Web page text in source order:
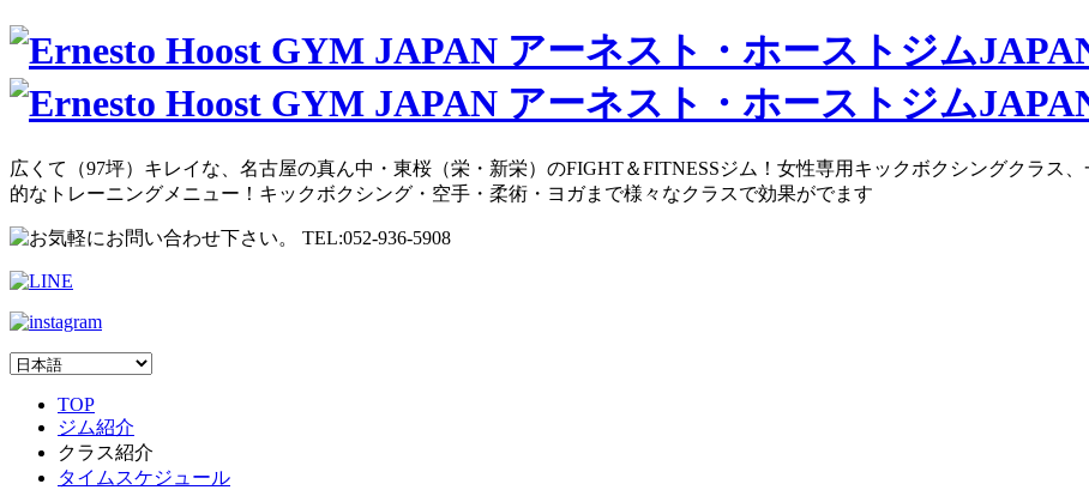
広くて（97坪）キレイな、名古屋の真ん中・東桜（栄・新栄）のFIGHT＆FITNESSジム！女性専用キックボクシングクラス
的なトレーニングメニュー！キックボクシング・空手・柔術・ヨガまで様々なクラスで効果がでます
TOP
ジム紹介
クラス紹介
タイムスケジュール